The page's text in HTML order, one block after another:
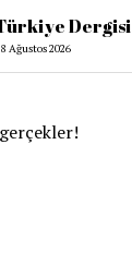
Dergisi
8 Ağustos 2026